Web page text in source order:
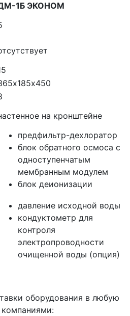
1Б ЭКОНОМ
на кронштейне
предфильтр-дехлоратор
блок обратного осмоса с
одноступенчатым
мембранным модулем
блок деионизации
давление исходной воды
кондуктометр для
контроля
электропроводности
очищенной воды (опция)
оборудования в любую